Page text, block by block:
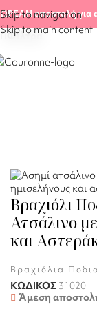
Skip to navigation
Skip to main content
αποστολή για
Αρχική σελίδα/ Shop
Φίλτρα
Βραχιόλι
Ατσάλινο
και
Βραχιόλια
ΚΩΔΙΚΟΣ 31020
Άμεση